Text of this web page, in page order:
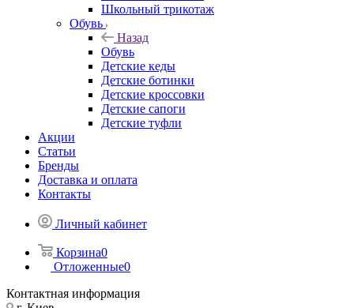
Школьный трикотаж
Обувь
Назад
Обувь
Детские кеды
Детские ботинки
Детские кроссовки
Детские сапоги
Детские туфли
Акции
Статьи
Бренды
Доставка и оплата
Контакты
Личный кабинет
Корзина0
Отложенные0
Контактная информация